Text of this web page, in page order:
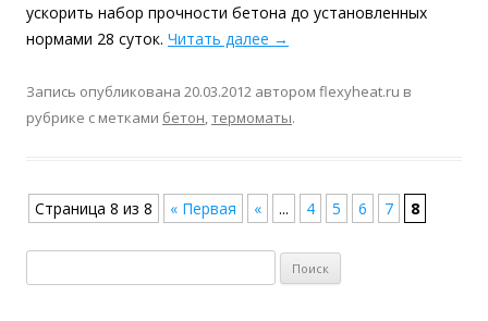
ускорить набор прочности бетона до установленных
нормами 28 суток. Читать далее →
Запись опубликована 20.03.2012 автором flexyheat.ru в
рубрике с метками бетон,термоматы.
Навигация по записям
Страница 8 из 8 « Первая « ... 4 5 6 7 8